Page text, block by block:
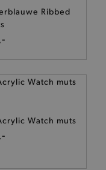
Ribbed
Watch muts